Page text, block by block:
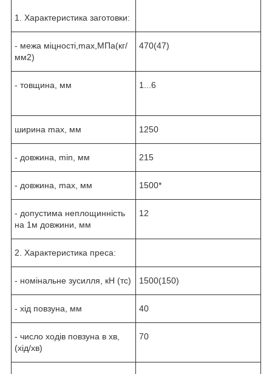
1. Характеристика заготовки:
- межа міцності,max,МПа(кг/
мм2)
470(47)
- товщина, мм 1...6
ширина max, мм 1250
- довжина, min, мм 215
- довжина, max, мм 1500*
- допустима неплощинність
на 1м довжини, мм
12
2. Характеристика преса:
- номінальне зусилля, кН (тс) 1500(150)
- хід повзуна, мм 40
- число ходів повзуна в хв,
(хід/хв)
70